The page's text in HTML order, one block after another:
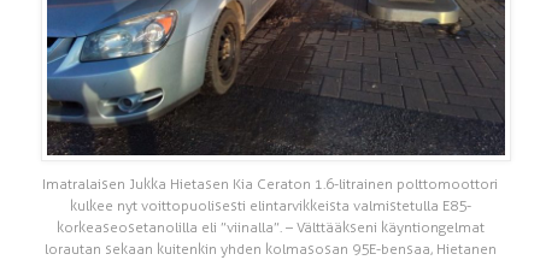
Imatralaisen Jukka Hietasen Kia Ceraton 1.6-litrainen polttomoottori
kulkee nyt voittopuolisesti elintarvikkeista valmistetulla E85-
korkeaseosetanolilla eli ”viinalla”. – Välttääkseni käyntiongelmat
lorautan sekaan kuitenkin yhden kolmasosan 95E-bensaa, Hietanen